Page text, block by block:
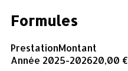
Formules
PrestationMontant
Année 2025-202620,00 €